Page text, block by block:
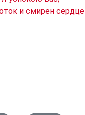
и смирен